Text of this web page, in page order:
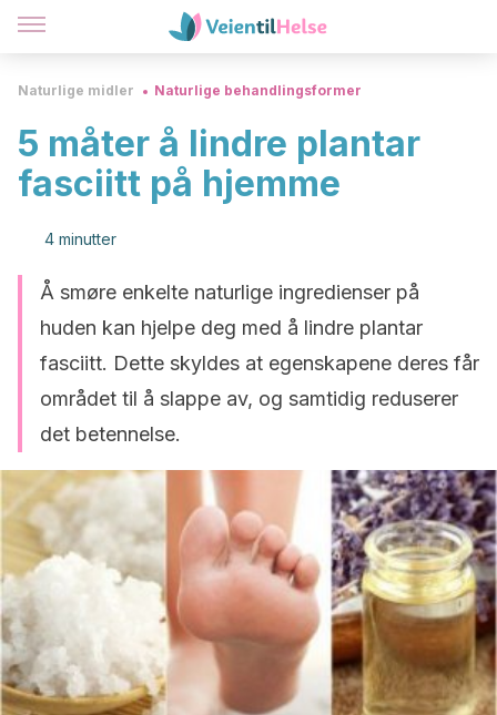
Naturlige midler Naturlige behandlingsformer
5 måter å lindre plantar
fasciitt på hjemme
4 minutter
Å smøre enkelte naturlige ingredienser på
huden kan hjelpe deg med å lindre plantar
fasciitt. Dette skyldes at egenskapene deres får
området til å slappe av, og samtidig reduserer
det betennelse.